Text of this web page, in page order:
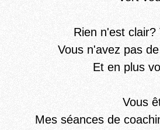
Rien n'est
Vous n'avez pas
Et en plus
Vous
Mes séances de